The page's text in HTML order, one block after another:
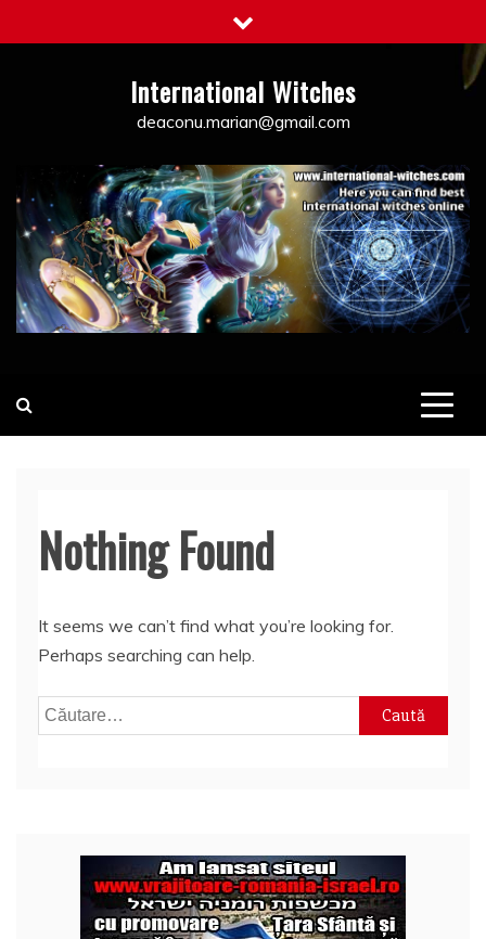
to
International Witches
deaconu.marian@gmail.com
Nothing Found
It seems we can’t find what you’re looking for.
Perhaps searching can help.
Caută
după: